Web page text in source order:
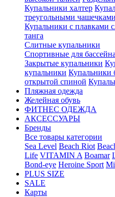
Купальники халтер
треугольными чашечками
Купальники с плавками
танга
Слитные купальники
Спортивные для бассейна
Закрытые купальники
купальники Купальники
открытой спиной
Пляжная одежда
Желейная обувь
ФИТНЕС ОДЕЖДА
АКСЕССУАРЫ
Бренды
Все товары категории
Sea Level Beach Riot
Life VITAMIN A Boamar
Bond-eye Heroine Sport
PLUS SIZE
SALE
Карты